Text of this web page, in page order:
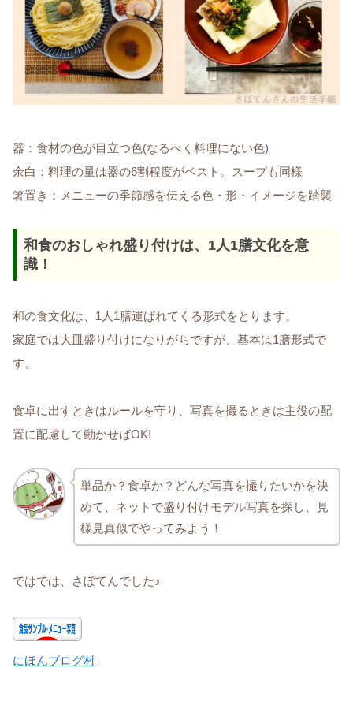
器：食材の色が目立つ色(なるべく料理にない色)
余白：料理の量は器の6割程度がベスト。スープも同様
箸置き：メニューの季節感を伝える色・形・イメージを踏襲
和食のおしゃれ盛り付けは、1人1膳文化を意
識！
和の食文化は、1人1膳運ばれてくる形式をとります。
家庭では大皿盛り付けになりがちですが、基本は1膳形式で
す。
食卓に出すときはルールを守り、写真を撮るときは主役の配
置に配慮して動かせばOK!
単品か？食卓か？どんな写真を撮りたいかを決
めて、ネットで盛り付けモデル写真を探し、見
様見真似でやってみよう！
ではでは、さぼてんでした♪
にほんブログ村